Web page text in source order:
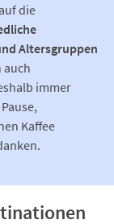
die
Altersgruppen
auch
immer
Kaffee